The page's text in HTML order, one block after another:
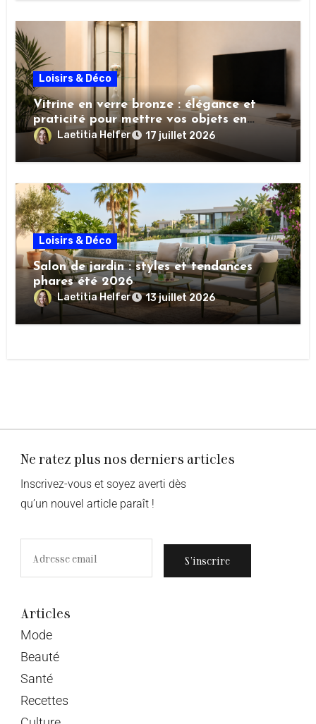
Loisirs & Déco
Vitrine en verre bronze : élégance et
praticité pour mettre vos objets en
valeurLaetitia Helfer 17 juillet 2026
Loisirs & Déco
Salon de jardin : styles et tendances
phares été 2026
Laetitia Helfer 13 juillet 2026
Ne ratez plus nos derniers articles
Inscrivez-vous et soyez averti dès
qu’un nouvel article paraît !
S’inscrire
Articles
Mode
Beauté
Santé
Recettes